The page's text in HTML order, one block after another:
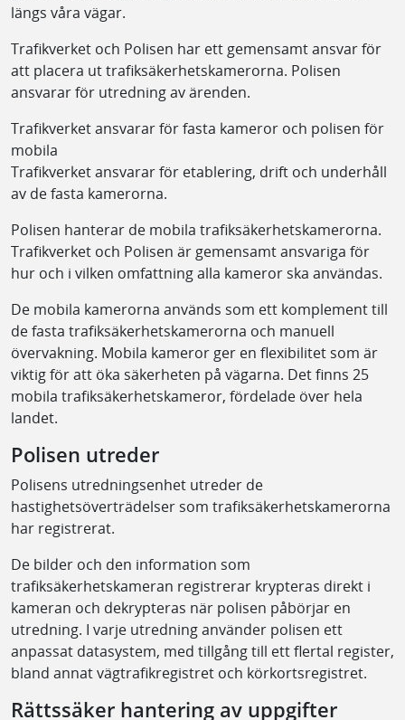
längs våra vägar.
Trafikverket och Polisen har ett gemensamt ansvar för
att placera ut trafiksäkerhetskamerorna. Polisen
ansvarar för utredning av ärenden.
Trafikverket ansvarar för fasta kameror och polisen för
mobila
Trafikverket ansvarar för etablering, drift och underhåll
av de fasta kamerorna.
Polisen hanterar de mobila trafiksäkerhetskamerorna.
Trafikverket och Polisen är gemensamt ansvariga för
hur och i vilken omfattning alla kameror ska användas.
De mobila kamerorna används som ett komplement till
de fasta trafiksäkerhetskamerorna och manuell
övervakning. Mobila kameror ger en flexibilitet som är
viktig för att öka säkerheten på vägarna. Det finns 25
mobila trafiksäkerhetskameror, fördelade över hela
landet.
Polisen utreder
Polisens utredningsenhet utreder de
hastighetsöverträdelser som trafiksäkerhetskamerorna
har registrerat.
De bilder och den information som
trafiksäkerhetskameran registrerar krypteras direkt i
kameran och dekrypteras när polisen påbörjar en
utredning. I varje utredning använder polisen ett
anpassat datasystem, med tillgång till ett flertal register,
bland annat vägtrafikregistret och körkortsregistret.
Rättssäker hantering av uppgifter